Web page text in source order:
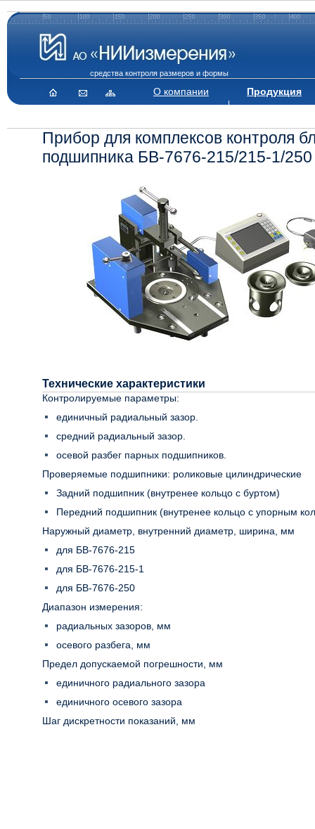
средства контроля размеров и формы
О компании Продукция
Прибор для комплексов контроля
подшипника БВ-7676-215/215-1/250
Технические характеристики
Контролируемые параметры:
единичный радиальный зазор.
средний радиальный зазор.
осевой разбег парных подшипников.
Проверяемые подшипники: роликовые цилиндрические
Задний подшипник (внутренее кольцо с буртом)
Передний подшипник (внутренее кольцо с упорным
Наружный диаметр, внутренний диаметр, ширина, мм
для БВ-7676-215
для БВ-7676-215-1
для БВ-7676-250
Диапазон измерения:
радиальных зазоров, мм
осевого разбега, мм
Предел допускаемой погрешности, мм
единичного радиального зазора
единичного осевого зазора
Шаг дискретности показаний, мм